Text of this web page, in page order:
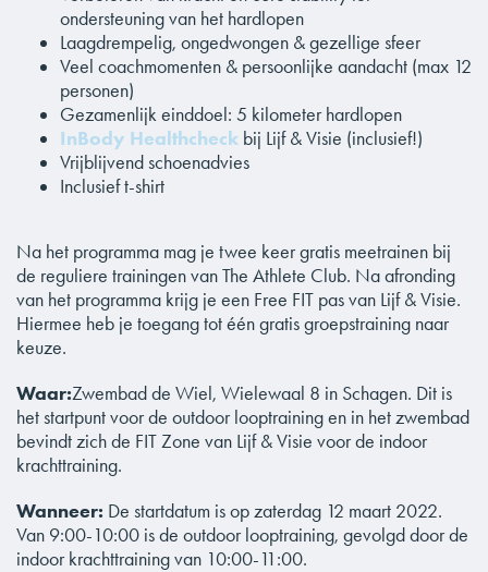
ondersteuning van het hardlopen
Laagdrempelig, ongedwongen & gezellige sfeer
Veel coachmomenten & persoonlijke aandacht (max 12
personen)
Gezamenlijk einddoel: 5 kilometer hardlopen
InBody Healthcheck bij Lijf & Visie (inclusief!)
Vrijblijvend schoenadvies
Inclusief t-shirt
Na het programma mag je twee keer gratis meetrainen bij
de reguliere trainingen van The Athlete Club. Na afronding
van het programma krijg je een Free FIT pas van Lijf & Visie.
Hiermee heb je toegang tot één gratis groepstraining naar
keuze.
Waar:Zwembad de Wiel, Wielewaal 8 in Schagen. Dit is
het startpunt voor de outdoor looptraining en in het zwembad
bevindt zich de FIT Zone van Lijf & Visie voor de indoor
krachttraining.
Wanneer: De startdatum is op zaterdag 12 maart 2022.
Van 9:00-10:00 is de outdoor looptraining, gevolgd door de
indoor krachttraining van 10:00-11:00.